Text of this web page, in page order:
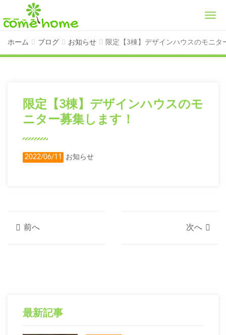
ホーム ブログ お知らせ 限定【3棟】デザインハウスのモニタ
限定【3棟】デザインハウスのモ
ニター募集します！
2022/06/11 お知らせ
次へ
前へ
最新記事